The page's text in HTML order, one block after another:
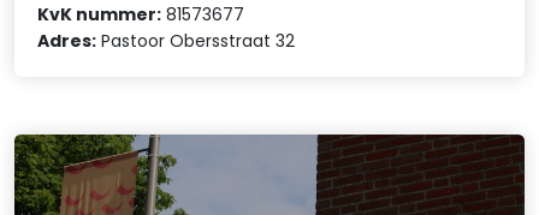
KvK nummer: 81573677
Adres: Pastoor Obersstraat 32